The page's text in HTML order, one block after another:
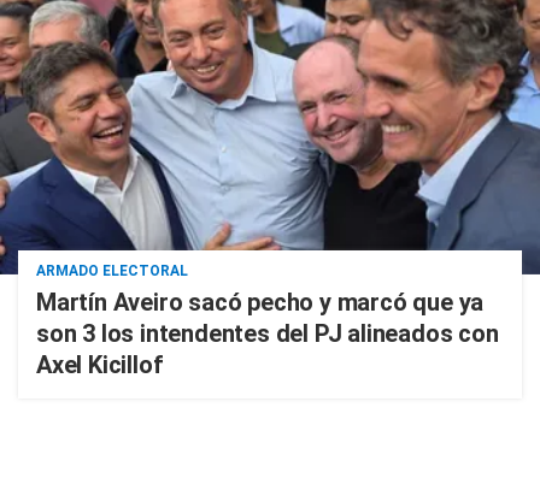
ARMADO ELECTORAL
Martín Aveiro sacó pecho y marcó que ya
son 3 los intendentes del PJ alineados con
Axel Kicillof